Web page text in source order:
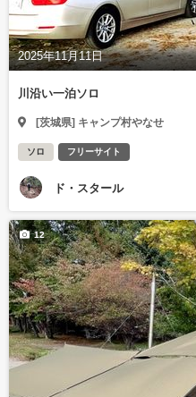
2025年11月11日
川沿い一泊ソロ
[茨城県] キャンプ村やなせ
ソロ フリーサイト
ド・スタール
12